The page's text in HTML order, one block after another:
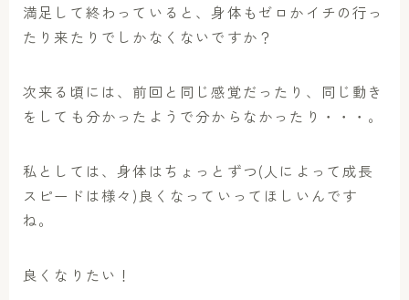
満足して終わっていると、身体もゼロかイチの行っ
たり来たりでしかなくないですか？
次来る頃には、前回と同じ感覚だったり、同じ動き
をしても分かったようで分からなかったり・・・。
私としては、身体はちょっとずつ(人によって成長
スピードは様々)良くなっていってほしいんです
ね。
良くなりたい！